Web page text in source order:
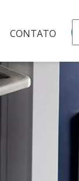
CONTATO